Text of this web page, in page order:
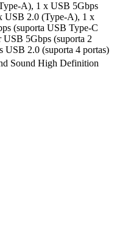
A), 1 x USB 5Gbps
USB 2.0 (Type-A), 1 x
(suporta USB Type-C
5Gbps (suporta 2
USB 2.0 (suporta 4 portas)
Sound High Definition